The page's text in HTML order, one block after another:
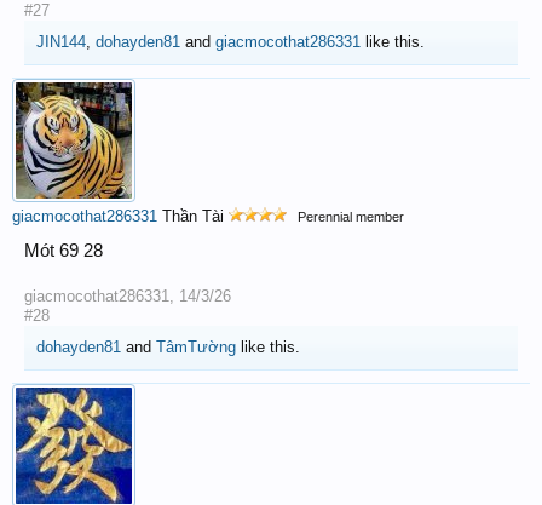
#27
JIN144, dohayden81 and giacmocothat286331 like this.
giacmocothat286331 Thần Tài Perennial member
Mót 69 28
giacmocothat286331, 14/3/26
#28
dohayden81 and TâmTường like this.